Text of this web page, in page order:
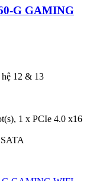
G GAMING
12 & 13
1 x PCIe 4.0 x16